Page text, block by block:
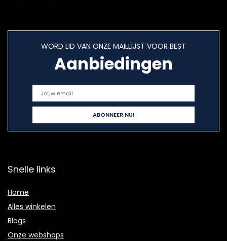
WORD LID VAN ONZE MAILLIJST VOOR BEST
Aanbiedingen
Snelle links
Home
Alles winkelen
Blogs
Onze webshops